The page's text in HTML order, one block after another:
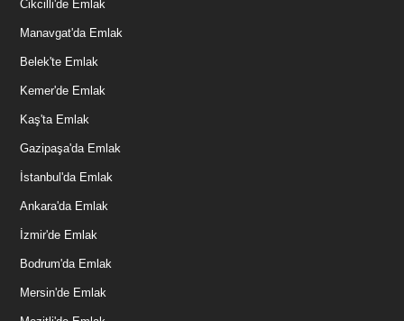
Cikcilli'de Emlak
Manavgat'da Emlak
Belek'te Emlak
Kemer'de Emlak
Kaş'ta Emlak
Gazipaşa'da Emlak
İstanbul'da Emlak
Ankara'da Emlak
İzmir'de Emlak
Bodrum'da Emlak
Mersin'de Emlak